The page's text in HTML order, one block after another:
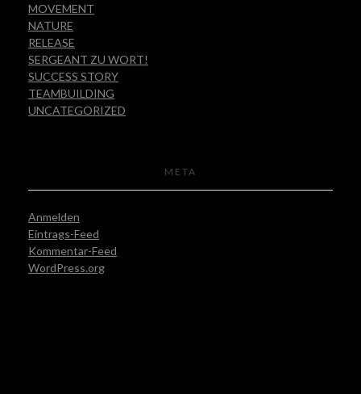
MOVEMENT
NATURE
RELEASE
SERGEANT ZU WORT!
SUCCESS STORY
TEAMBUILDING
UNCATEGORIZED
META
Anmelden
Eintrags-Feed
Kommentar-Feed
WordPress.org